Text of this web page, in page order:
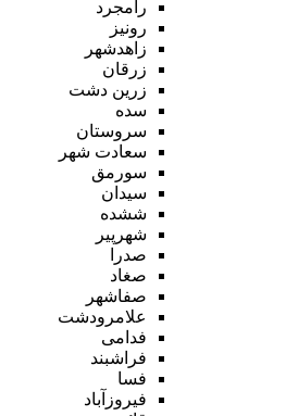
رامجرد
رونیز
زاهدشهر
زرقان
زرین دشت
سده
سروستان
سعادت شهر
سورمق
سیدان
ششده
شهرپیر
صدرا
صغاد
صفاشهر
علامرودشت
فدامی
فراشبند
فسا
فیروزآباد